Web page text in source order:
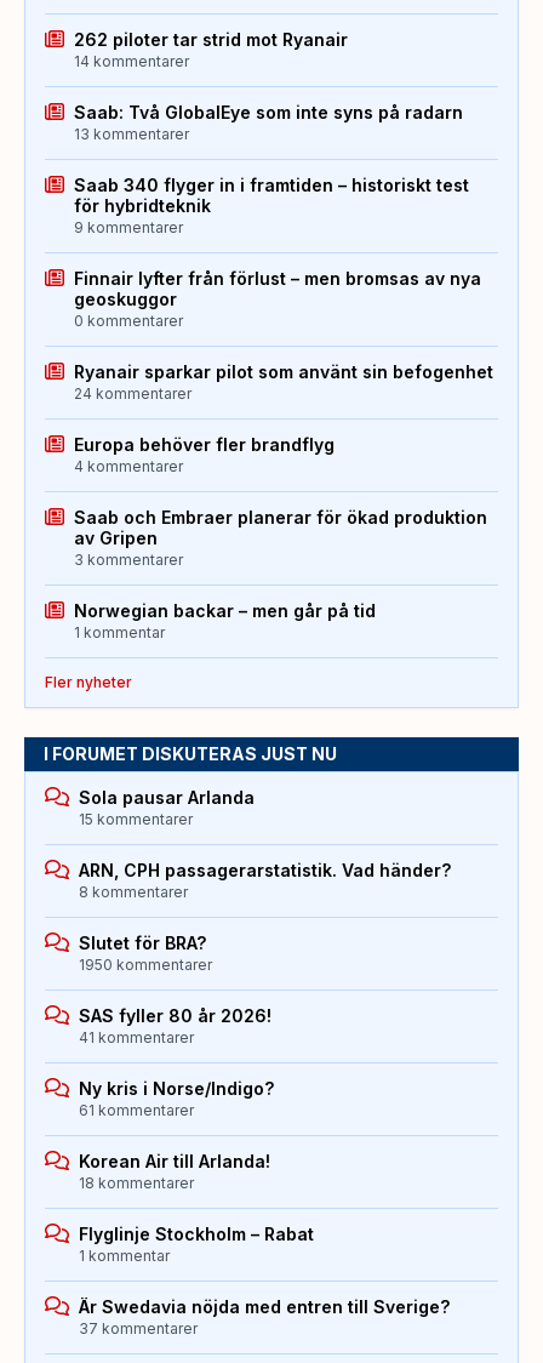
262 piloter tar strid mot Ryanair
14 kommentarer
Saab: Två GlobalEye som inte syns på radarn
13 kommentarer
Saab 340 flyger in i framtiden – historiskt test
för hybridteknik
9 kommentarer
Finnair lyfter från förlust – men bromsas av nya
geoskuggor
0 kommentarer
Ryanair sparkar pilot som använt sin befogenhet
24 kommentarer
Europa behöver fler brandflyg
4 kommentarer
Saab och Embraer planerar för ökad produktion
av Gripen
3 kommentarer
Norwegian backar – men går på tid
1 kommentar
Fler nyheter
I FORUMET DISKUTERAS JUST NU
Sola pausar Arlanda
15 kommentarer
ARN, CPH passagerarstatistik. Vad händer?
8 kommentarer
Slutet för BRA?
1950 kommentarer
SAS fyller 80 år 2026!
41 kommentarer
Ny kris i Norse/Indigo?
61 kommentarer
Korean Air till Arlanda!
18 kommentarer
Flyglinje Stockholm – Rabat
1 kommentar
Är Swedavia nöjda med entren till Sverige?
37 kommentarer